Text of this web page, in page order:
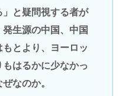
」と疑問視する者が
生源の中国、中国
とより、ヨーロッ
はるかに少なかっ
なのか。